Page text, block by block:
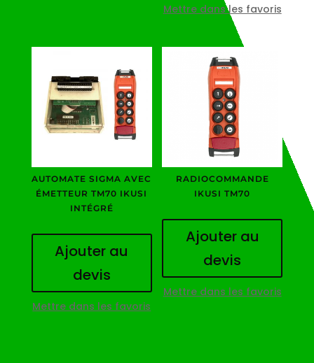
Mettre dans les favoris
AUTOMATE SIGMA AVEC
ÉMETTEUR TM70 IKUSI
INTÉGRÉ
Ajouter au
devis
Mettre dans les favoris
RADIOCOMMANDE
IKUSI TM70
Ajouter au
devis
Mettre dans les favoris